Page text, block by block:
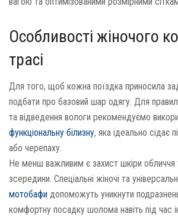
Особливості жіночого
трасі
Для того, щоб кожна поїздка приносила
подбати про базовий шар одягу. Для
та відведення вологи рекомендуємо
функціональну білизну, яка ідеально сідає
або черепаху.
Не менш важливим є захист шкіри
зсередини. Спеціальні жіночі та
мотобафи допоможуть уникнути
комфортну посадку шолома навіть під час